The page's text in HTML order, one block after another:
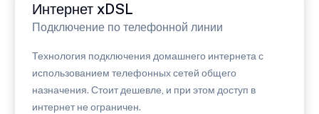
Интернет xDSL
Подключение по телефонной линии
Технология подключения домашнего интернета с
использованием телефонных сетей общего
назначения. Стоит дешевле, и при этом доступ в
интернет не ограничен.